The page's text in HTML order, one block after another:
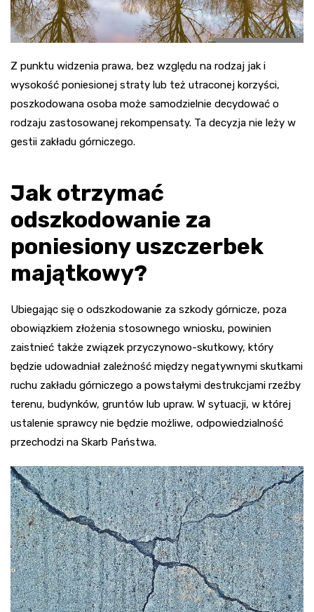
Z punktu widzenia prawa, bez względu na rodzaj jak i
wysokość poniesionej straty lub też utraconej korzyści,
poszkodowana osoba może samodzielnie decydować o
rodzaju zastosowanej rekompensaty. Ta decyzja nie leży w
gestii zakładu górniczego.
Jak otrzymać
odszkodowanie za
poniesiony uszczerbek
majątkowy?
Ubiegając się o odszkodowanie za szkody górnicze, poza
obowiązkiem złożenia stosownego wniosku, powinien
zaistnieć także związek przyczynowo-skutkowy, który
będzie udowadniał zależność między negatywnymi skutkami
ruchu zakładu górniczego a powstałymi destrukcjami rzeźby
terenu, budynków, gruntów lub upraw. W sytuacji, w której
ustalenie sprawcy nie będzie możliwe, odpowiedzialność
przechodzi na Skarb Państwa.